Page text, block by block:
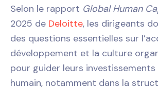
Selon le rapport Global Human
2025 de Deloitte, les dirigeants
des questions essentielles sur
développement et la culture
pour guider leurs
humain, notamment dans la